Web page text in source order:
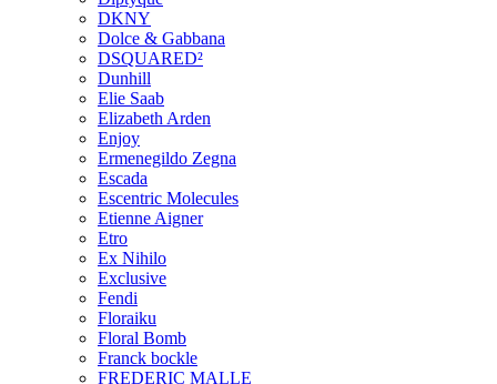
DKNY
Dolce & Gabbana
DSQUARED²
Dunhill
Elie Saab
Elizabeth Arden
Enjoy
Ermenegildo Zegna
Escada
Escentric Molecules
Etienne Aigner
Etro
Ex Nihilo
Exclusive
Fendi
Floraiku
Floral Bomb
Franck bockle
FREDERIC MALLE